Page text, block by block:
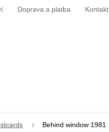
Doprava a platba Kontakt
Behind window 1981